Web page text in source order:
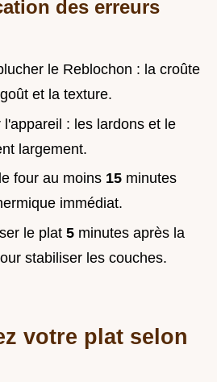
des erreurs
le Reblochon : la croûte
et la texture.
: les lardons et le
largement.
four au moins 15 minutes
immédiat.
le plat 5 minutes après la
stabiliser les couches.
votre plat selon